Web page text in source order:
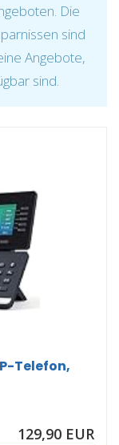
Die
sind
Angebote,
sind.
Telefon,
129,90 EUR